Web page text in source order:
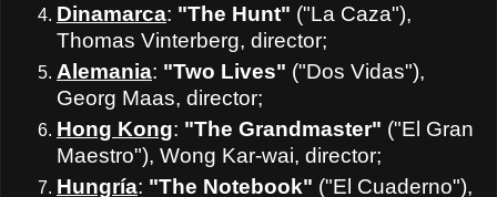
Dinamarca: "The Hunt" ("La Caza"),
Thomas Vinterberg, director;
Alemania: "Two Lives" ("Dos Vidas"),
Georg Maas, director;
Hong Kong: "The Grandmaster" ("El Gran
Maestro"), Wong Kar-wai, director;
Hungría: "The Notebook" ("El Cuaderno"),